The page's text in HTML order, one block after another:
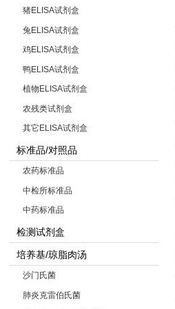
猪ELISA试剂盒
兔ELISA试剂盒
鸡ELISA试剂盒
鸭ELISA试剂盒
植物ELISA试剂盒
农残类试剂盒
其它ELISA试剂盒
标准品/对照品
农药标准品
中检所标准品
中药标准品
检测试剂盒
培养基/琼脂肉汤
沙门氏菌
肺炎克雷伯氏菌